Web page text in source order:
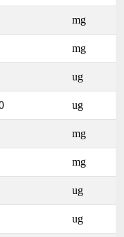
mg
mg
ug
ug
mg
mg
ug
ug